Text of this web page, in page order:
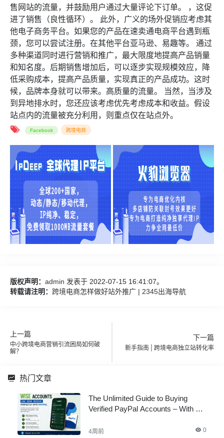
售网站的流量，并鼓励用户通过大量评论下订单。 ，这促
进了销售（良性循环）。 此外，广义的场外促销应考虑其
他电子商务平台。如果您的产品在速卖通电商平台遇到瓶
颈，您可以尝试注册。在其他平台亚马逊、易趣等。 通过
多种渠道同时进行营销和推广，最大限度地提高产品销量
和知名度。后期销售增加后，可以逐步实现规模效应，降
低采购成本，提高产品质量，实现真正的产品成功。这时
候，品牌本身就可以带来。高质量的流量。 当然，当涉及
到异地排水时，您还应该考虑优先考虑成本和收益。假设
站点内的流量被充分利用，则重点仅在站点外。
Facebook 跨境电商
版权声明： admin 发表于 2022-07-15 16:41:07。
转载请注明： 跨境电商怎样做好站外推广 | 2345出海导航
上一篇
中小跨境电商营销引流困局如何破
解？
下一篇
新手指南 | 跨境电商独立站转化率
热门文章
The Unlimited Guide to Buying
Verified PayPal Accounts – With All
4周前 0